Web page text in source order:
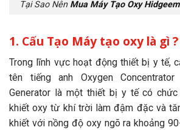
Tại Sao Nên Mua Máy Tạo Oxy
1. Cấu Tạo Máy tạo oxy là gì ?
Trong lĩnh vực hoạt động thiết bị y tế,
tên tiếng anh Oxygen
Generator là một thiết bị y tế có
khiết oxy từ khí trời làm đậm đặc và
khiết với nồng độ oxy ngõ ra khoảng